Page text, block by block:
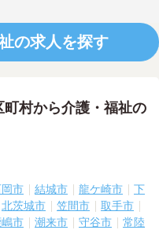
の求人を探す
村から介護・福祉の
市 結城市 龍ケ崎市
下
北茨城市 笠間市
取手市
嶋市 潮来市 守谷市
常陸